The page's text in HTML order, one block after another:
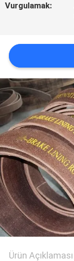
SITE
PRIVACY
POLICY
Vurgulamak:
Ürün Açıklaması